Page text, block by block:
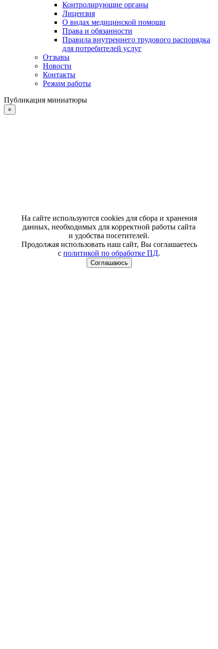
Контролирующие органы
Лицензия
О видах медицинской помощи
Права и обязанности
Правила внутреннего трудового распорядка
для потребителей услуг
Отзывы
Новости
Контакты
Режим работы
Публикация миниатюры
×
На сайте используются cookies для сбора и хранения
данных, необходимых для корректной работы сайта
и удобства посетителей.
Продолжая использовать наш сайт, Вы соглашаетесь
с политикой по обработке ПД.
Соглашаюсь